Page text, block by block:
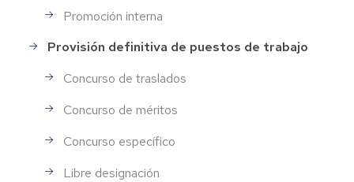
Promoción interna
Provisión definitiva de puestos de trabajo
Concurso de traslados
Concurso de méritos
Concurso específico
Libre designación